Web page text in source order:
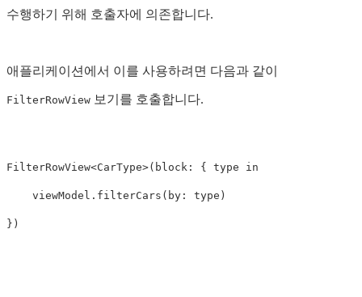
수행하기 위해 호출자에 의존합니다.
애플리케이션에서 이를 사용하려면 다음과 같이
FilterRowView 보기를 호출합니다.
FilterRowView<CarType>( block : { type in
viewModel . filterCars ( by : type )
})